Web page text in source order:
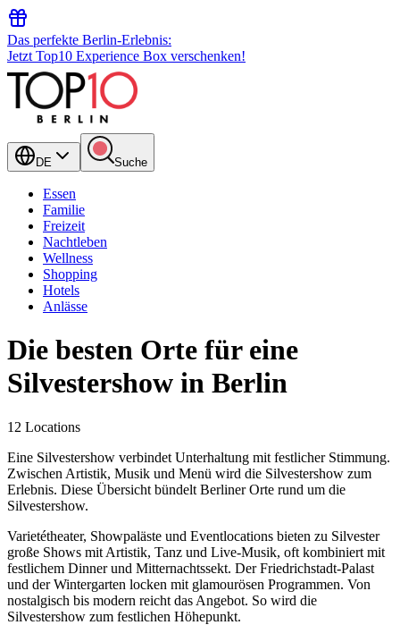
Das perfekte Berlin-Erlebnis:
Jetzt Top10 Experience Box verschenken!
DE Suche
Essen
Familie
Freizeit
Nachtleben
Wellness
Shopping
Hotels
Anlässe
Die besten Orte für eine
Silvestershow in Berlin
12 Locations
Eine Silvestershow verbindet Unterhaltung mit festlicher Stimmung.
Zwischen Artistik, Musik und Menü wird die Silvestershow zum
Erlebnis. Diese Übersicht bündelt Berliner Orte rund um die
Silvestershow.
Varietétheater, Showpaläste und Eventlocations bieten zu Silvester
große Shows mit Artistik, Tanz und Live-Musik, oft kombiniert mit
festlichem Dinner und Mitternachtssekt. Der Friedrichstadt-Palast
und der Wintergarten locken mit glamourösen Programmen. Von
nostalgisch bis modern reicht das Angebot. So wird die
Silvestershow zum festlichen Höhepunkt.